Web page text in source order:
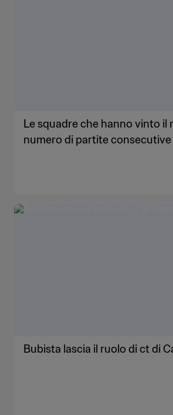
Le squadre che hanno vinto il
numero di partite consecutive
Bubista lascia il ruolo di ct di